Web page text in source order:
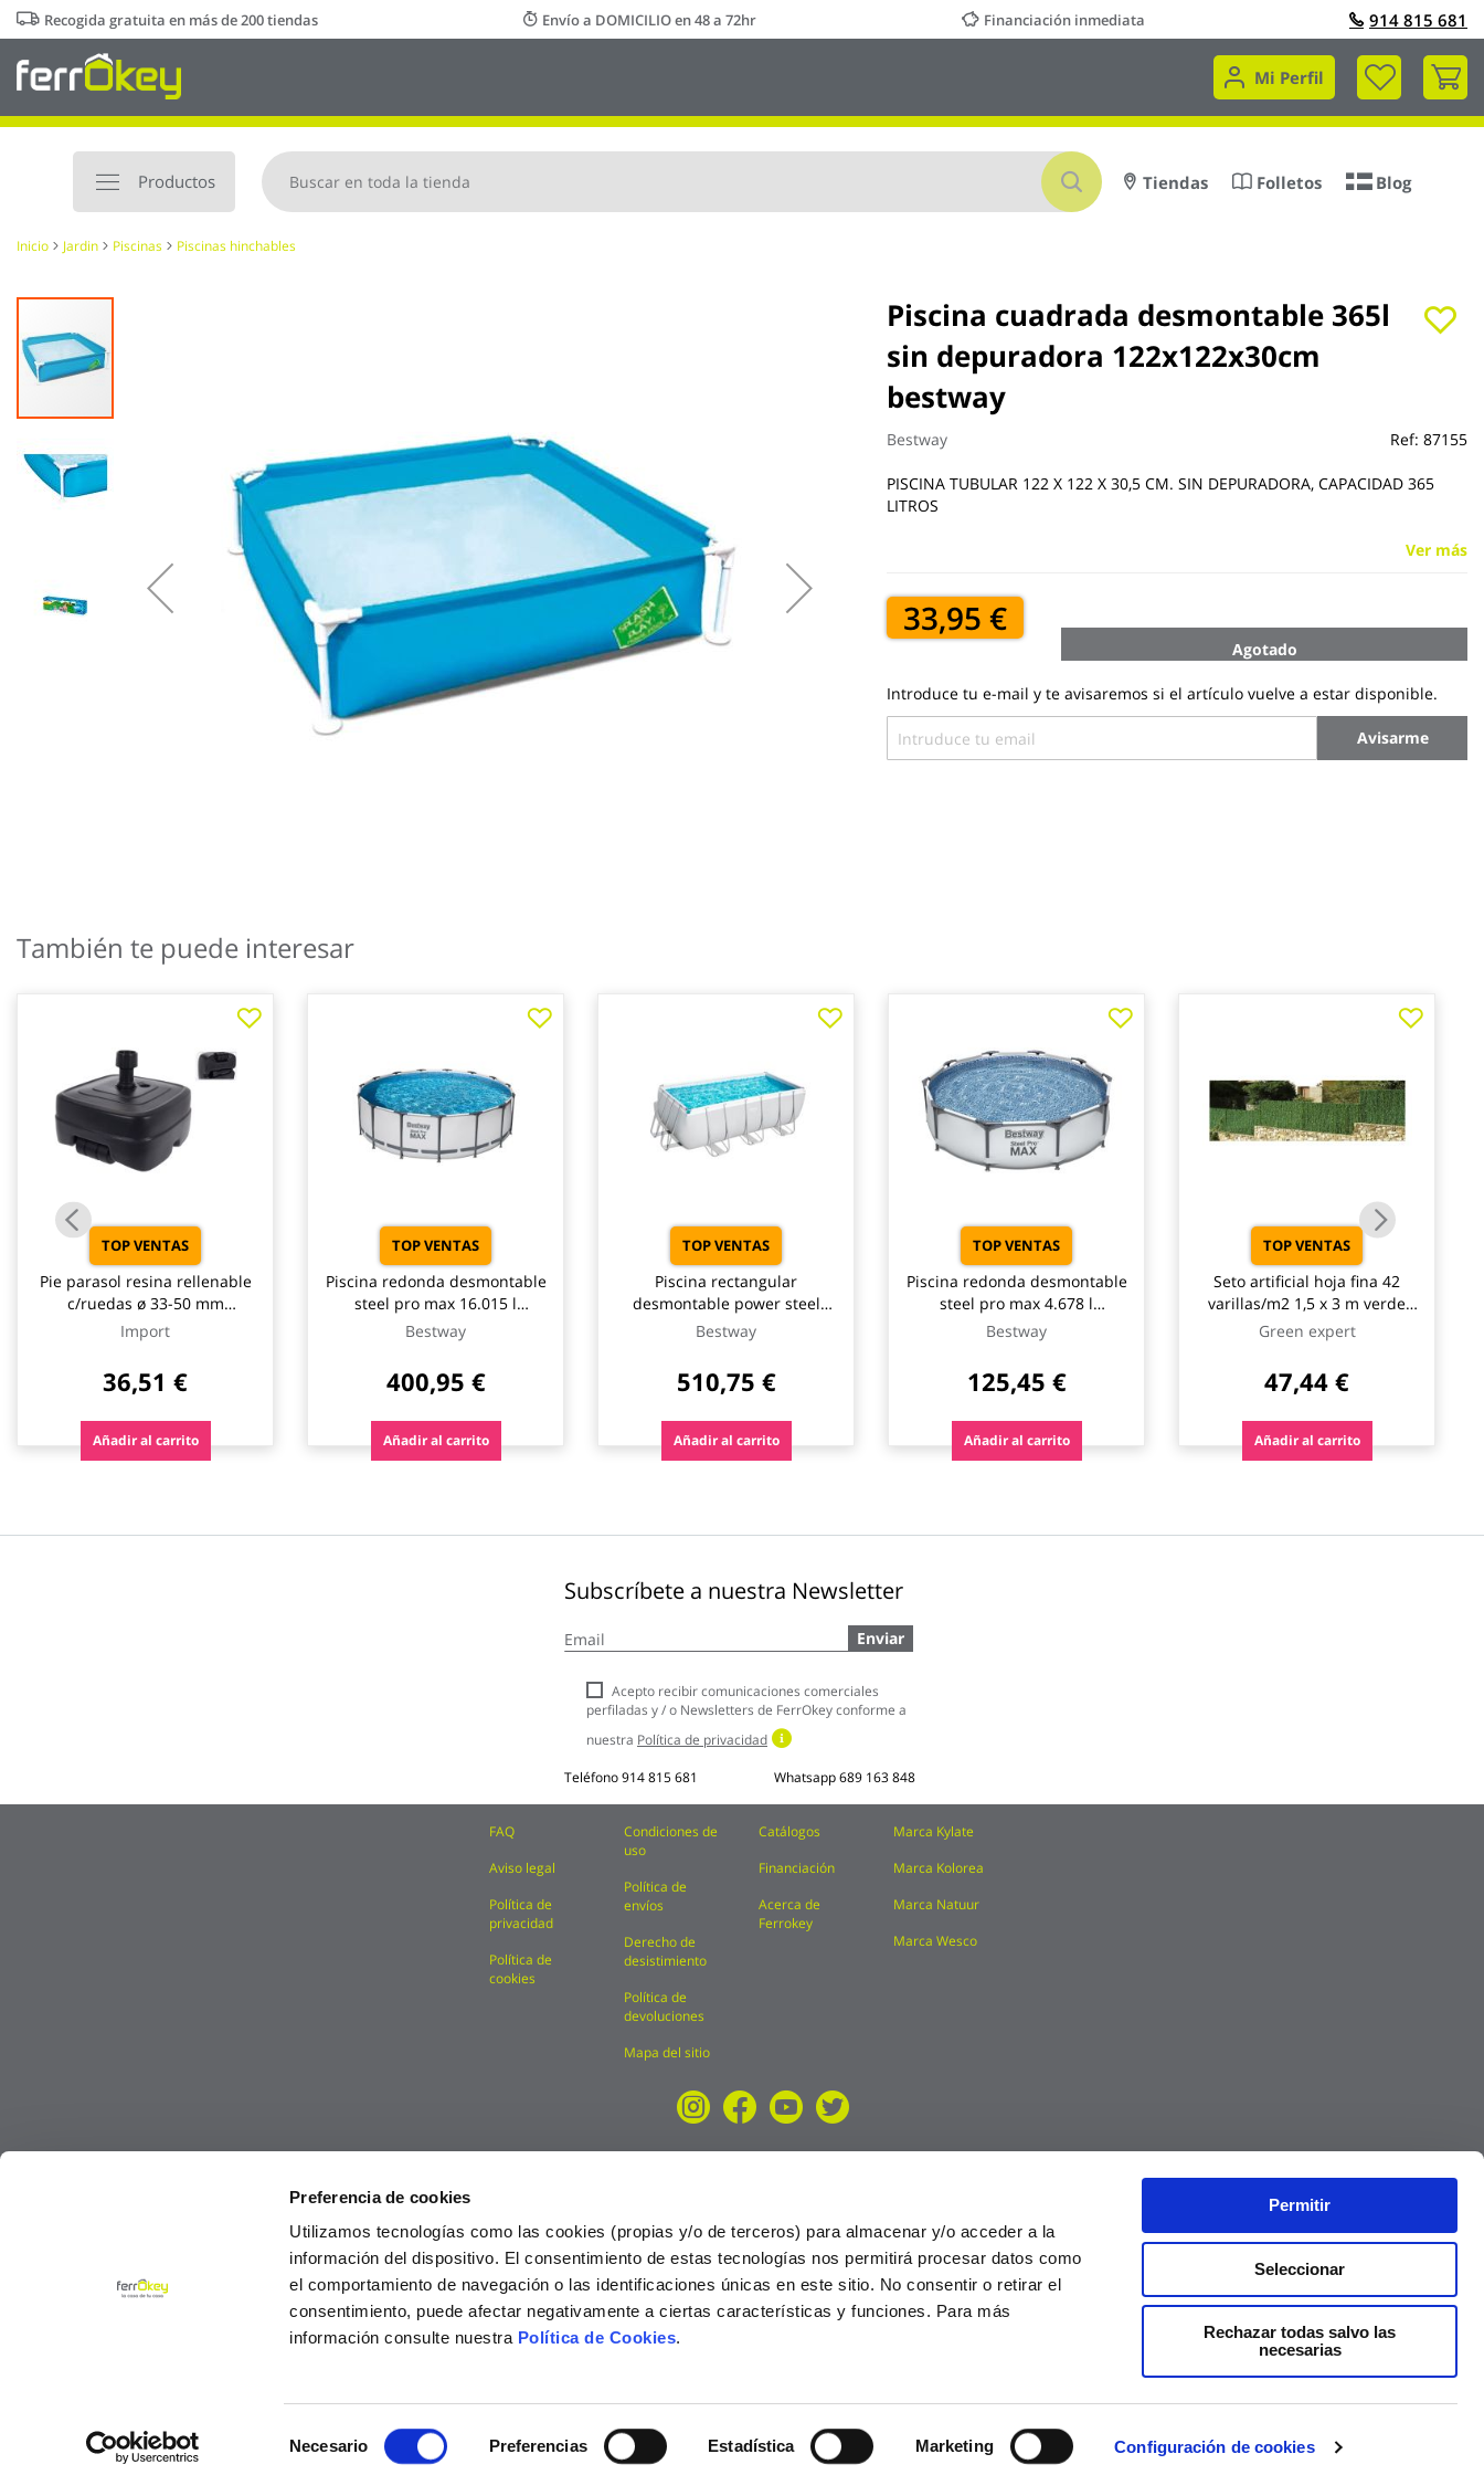
Preferencia de cookies
Utilizamos tecnologías como las cookies (propias y/o de terceros) para almacenar y/o acceder a la
información del dispositivo. El consentimiento de estas tecnologías nos permitirá procesar datos como
el comportamiento de navegación o las identificaciones únicas en este sitio. No consentir o retirar el
consentimiento, puede afectar negativamente a ciertas características y funciones. Para más
información consulte nuestra Política de Cookies.
Necesario Preferencias Estadística Marketing Configuración de cookies
Permitir
Seleccionar
Rechazar todas salvo las
necesarias
Ir
al
contenido
Recogida gratuita en más de 200 tiendas Envío a DOMICILIO en 48 a 72hr Financiación inmediata 914 815 681
Mi Perfil
Mi
Productos
Buscar
Tiendas Folletos Blog
Inicio Jardin Piscinas Piscinas hinchables
Piscina cuadrada desmontable 365l
sin depuradora 122x122x30cm
bestway
Bestway Ref: 87155
PISCINA TUBULAR 122 X 122 X 30,5 CM. SIN DEPURADORA, CAPACIDAD 365
LITROS
Ver más
33,95 €
Agotado
Introduce tu e-mail y te avisaremos si el artículo vuelve a estar disponible.
Avisarme
Saltar
final
de
galería
imágenes
comienzo
de
También te puede interesar
TOP VENTAS
Pie parasol resina rellenable
c/ruedas ø 33-50 mm
antracita import
Import
36,51 €
Añadir al carrito
TOP VENTAS
Piscina redonda desmontable
steel pro max 16.015 l
depuradora cartucho tipo ii
ø457x122cm bestway
Bestway
400,95 €
Añadir al carrito
TOP VENTAS
Piscina rectangular
desmontable power steel
8.124 l depuradora cartucho
tipo ii 412x201x122cm
bestway
Bestway
510,75 €
Añadir al carrito
TOP VENTAS
Piscina redonda desmontable
steel pro max 4.678 l
depuradora cartucho tipo i
ø305x76cm bestway
Bestway
125,45 €
Añadir al carrito
TOP VENTAS
Seto artificial hoja fina 42
varillas/m2 1,5 x 3 m verde
natuur
Green expert
47,44 €
Añadir al carrito
Subscríbete a nuestra Newsletter
a
boletín
noticias:
Enviar
Acepto recibir comunicaciones comerciales
perfiladas y / o Newsletters de FerrOkey conforme a
nuestra Política de privacidad
Teléfono914 815 681 Whatsapp689 163 848
FAQ
Aviso legal
Política de
privacidad
Política de
cookies
Condiciones de
uso
Política de
envíos
Derecho de
desistimiento
Política de
devoluciones
Mapa del sitio
Catálogos
Financiación
Acerca de
Ferrokey
Marca Kylate
Marca Kolorea
Marca Natuur
Marca Wesco
© Ferrokey todos los derechos reservados 2025 Precios válidos solo en la web, no en tienda